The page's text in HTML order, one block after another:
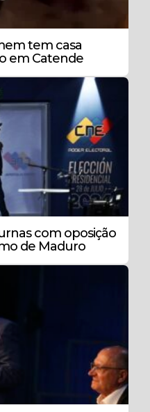
tem casa
em Catende
com oposição
de Maduro